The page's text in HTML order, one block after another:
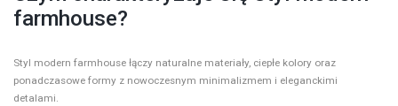
farmhouse?
Styl modern farmhouse łączy naturalne materiały, ciepłe kolory oraz
ponadczasowe formy z nowoczesnym minimalizmem i eleganckimi
detalami.